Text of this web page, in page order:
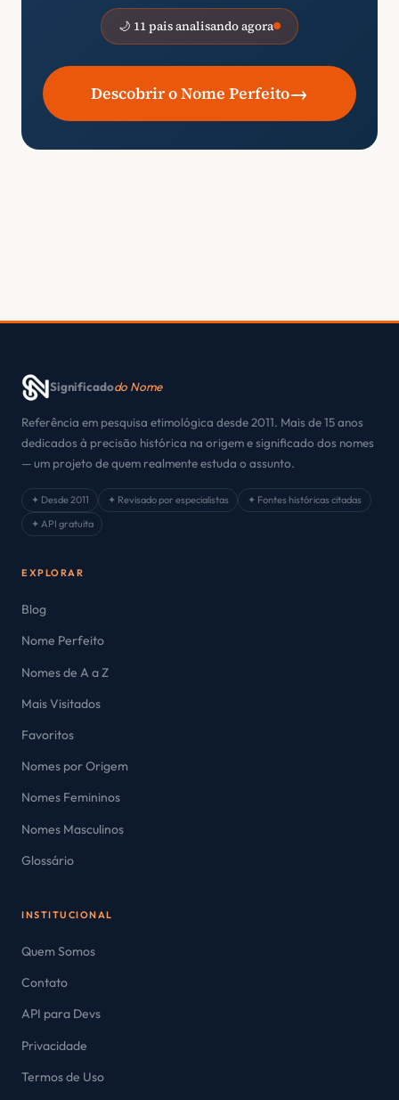
🌙 11 pais analisando agora
Descobrir o Nome Perfeito→
Significadodo Nome
Referência em pesquisa etimológica desde 2011. Mais de 15 anos
dedicados à precisão histórica na origem e significado dos nomes
— um projeto de quem realmente estuda o assunto.
✦ Desde 2011 ✦ Revisado por especialistas
✦ Fontes históricas citadas
✦ API gratuita
EXPLORAR
Blog
Nome Perfeito
Nomes de A a Z
Mais Visitados
Favoritos
Nomes por Origem
Nomes Femininos
Nomes Masculinos
Glossário
INSTITUCIONAL
Quem Somos
Contato
API para Devs
Privacidade
Termos de Uso